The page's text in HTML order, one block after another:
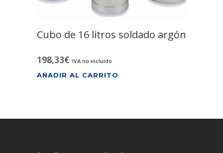
Cubo de 16 litros soldado argón
198,33€ IVA no incluido
AÑADIR AL CARRITO